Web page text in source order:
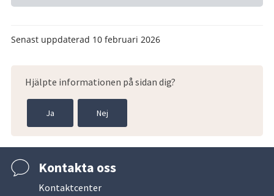
Senast uppdaterad 10 februari 2026
Hjälpte informationen på sidan dig?
Ja Nej
Kontakta oss
Kontaktcenter